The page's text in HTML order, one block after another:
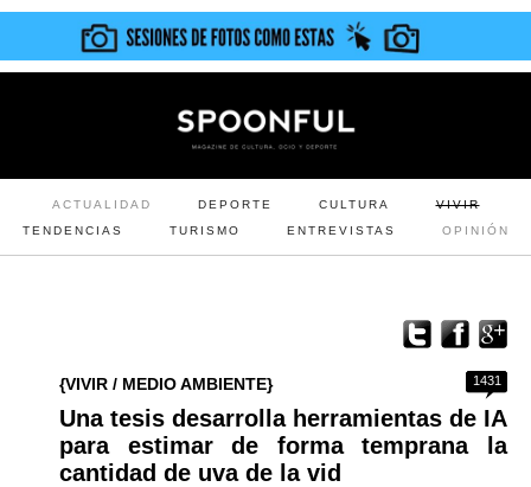
ACTUALIDAD DEPORTE CULTURA
VIVIR
TENDENCIAS
TURISMO ENTREVISTAS OPINIÓN
1431
{VIVIR / MEDIO AMBIENTE}
Una tesis desarrolla herramientas de IA
para estimar de forma temprana la
cantidad de uva de la vid